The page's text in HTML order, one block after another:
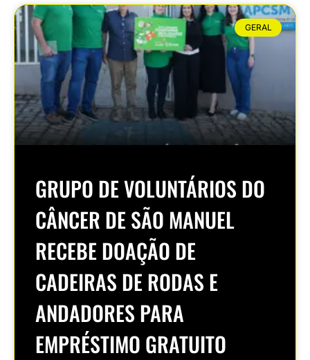
GERAL
GRUPO DE VOLUNTÁRIOS DO
CÂNCER DE SÃO MANUEL
RECEBE DOAÇÃO DE
CADEIRAS DE RODAS E
ANDADORES PARA
EMPRÉSTIMO GRATUITO